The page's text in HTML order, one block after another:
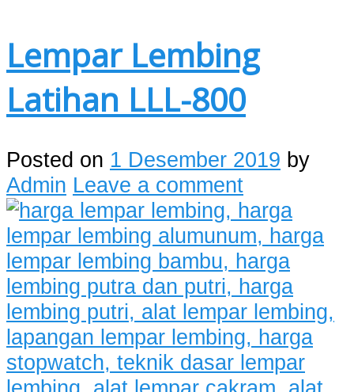
Lempar Lembing
Latihan LLL-800
Posted on 1 Desember 2019 by
Admin Leave a comment